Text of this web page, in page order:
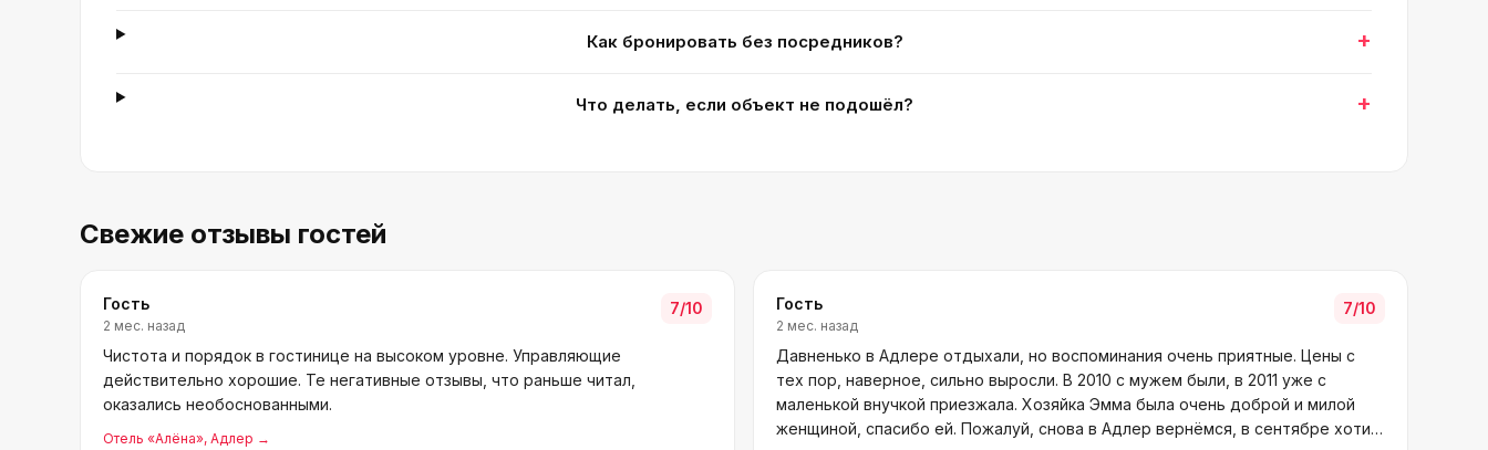
Как бронировать без посредников? +
Что делать, если объект не подошёл? +
Свежие отзывы гостей
Гость
2 мес. назад
7/10
Чистота и порядок в гостинице на высоком уровне. Управляющие
действительно хорошие. Те негативные отзывы, что раньше читал,
оказались необоснованными.
Отель «Алёна», Адлер →
Гость
2 мес. назад
7/10
Давненько в Адлере отдыхали, но воспоминания очень приятные. Цены с
тех пор, наверное, сильно выросли. В 2010 с мужем были, в 2011 уже с
маленькой внучкой приезжала. Хозяйка Эмма была очень доброй и милой
женщиной, спасибо ей. Пожалуй, снова в Адлер вернёмся, в сентябре хотим